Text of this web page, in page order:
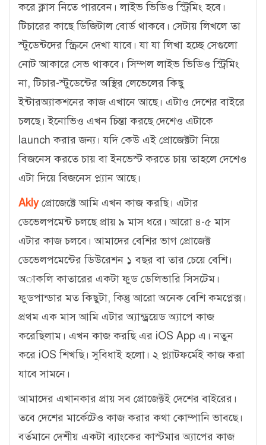
করে ক্লাস নিতে পারবেন। লাইভ ভিডিও স্ট্রিমিং হবে।
টিচারের কাছে ডিজিটাল বোর্ড থাকবে। সেটায় লিখলে তা
স্টুডেন্টদের স্ক্রিনে দেখা যাবে। যা যা লিখা হচ্ছে সেগুলো
নোট আকারে সেভ থাকবে। সিম্পল লাইভ ভিডিও স্ট্রিমিং
না, টিচার-স্টুডেন্টের অস্থির লেভেলের কিছু
ইন্টারঅ্যাকশনের কাজ এখানে আছে। এটাও দেশের বাইরে
চলছে। ইনোভিও এখন চিন্তা করছে দেশেও এটাকে
launch করার জন্য। যদি কেউ এই প্রোজেক্টটা নিয়ে
বিজনেস করতে চায় বা ইনভেস্ট করতে চায় তাহলে দেশেও
এটা দিয়ে বিজনেস প্ল্যান আছে।
Aklyপ্রোজেক্টে আমি এখন কাজ করছি। এটার
ডেভেলপমেন্ট চলছে প্রায় ৯ মাস ধরে। আরো ৪-৫ মাস
এটার কাজ চলবে। আমাদের বেশির ভাগ প্রোজেক্ট
ডেভেলপমেন্টের ডিউরেশন ১ বছর বা তার চেয়ে বেশি।
অাকলি কাতারের একটা ফুড ডেলিভারি সিসটেম।
ফুডপান্ডার মত কিছুটা, কিন্তু আরো অনেক বেশি কমপ্লেক্স।
প্রথম এক মাস আমি এটার অ্যান্ড্রয়েড অ্যাপে কাজ
করেছিলাম। এখন কাজ করছি এর iOS App এ। নতুন
করে iOS শিখছি। সুবিধাই হলো। ২ প্ল্যাটফর্মেই কাজ করা
যাবে সামনে।
আমাদের এখানকার প্রায় সব প্রোজেক্টই দেশের বাইরের।
তবে দেশের মার্কেটেও কাজ করার কথা কোম্পানি ভাবছে।
বর্তমানে দেশীয় একটা ব্যাংকের কাস্টমার অ্যাপের কাজ